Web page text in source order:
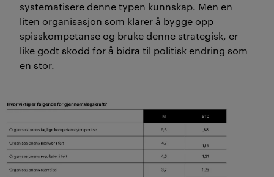
systematisere denne typen kunnskap. Men en
liten organisasjon som klarer å bygge opp
spisskompetanse og bruke denne strategisk, er
like godt skodd for å bidra til politisk endring som
en stor.